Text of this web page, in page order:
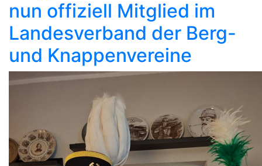
nun offiziell Mitglied im
Landesverband der Berg-
und Knappenvereine